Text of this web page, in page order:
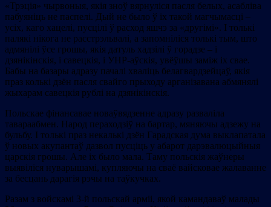
«Трэція» чырвоныя, якія зноў вярнуліся пасля белых, асабліва
пабуяніць не паспелі. Дый не было ў іх такой магчымасці –
усіх, каго хацелі, пусцілі ў расход яшчэ за «другімі». I толькі
палякі нікога не расстрэльвалі, а запомніліся толькі тым, што
адмянілі ўсе грошы, якія датуль хадзілі ў горадзе – і
дзянікінскія, і савецкія, і УНР-аўскія, увёўшы заміж іх свае.
Бабы на базары адразу пачалі хваліць белагвардзейцаў, якія
праз колькі дзён пасля свайго прыходу арганізавана абмянялі
жыхарам савецкія рублі на дзянікінскія.
Польскае фінансавае новаўвядзенне адразу разваліла
тавараабмен. Народ пераходзіў на бартар, мяняючы адзежу на
бульбу. І толькі праз некалькі дзён Гарадская дума выклапатала
ў новых акупантаў дазвол пусціць у абарот дарэвалюцыйныя
царскія грошы. Але іх было мала. Таму польскія жаўнеры
выявіліся нуварышамі, купляючы на сваё вайсковае жалаванне
за бесцань дарагія рэчы на таўкучках.
Разам з войскамі 3-й польскай арміі, якой камандаваў малады